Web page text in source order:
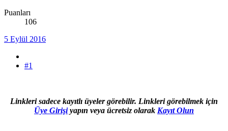
Puanları
106
5 Eylül 2016
#1
Linkleri sadece kayıtlı üyeler görebilir. Linkleri görebilmek için
Üye Girişiyapın veya ücretsiz olarak Kayıt Olun